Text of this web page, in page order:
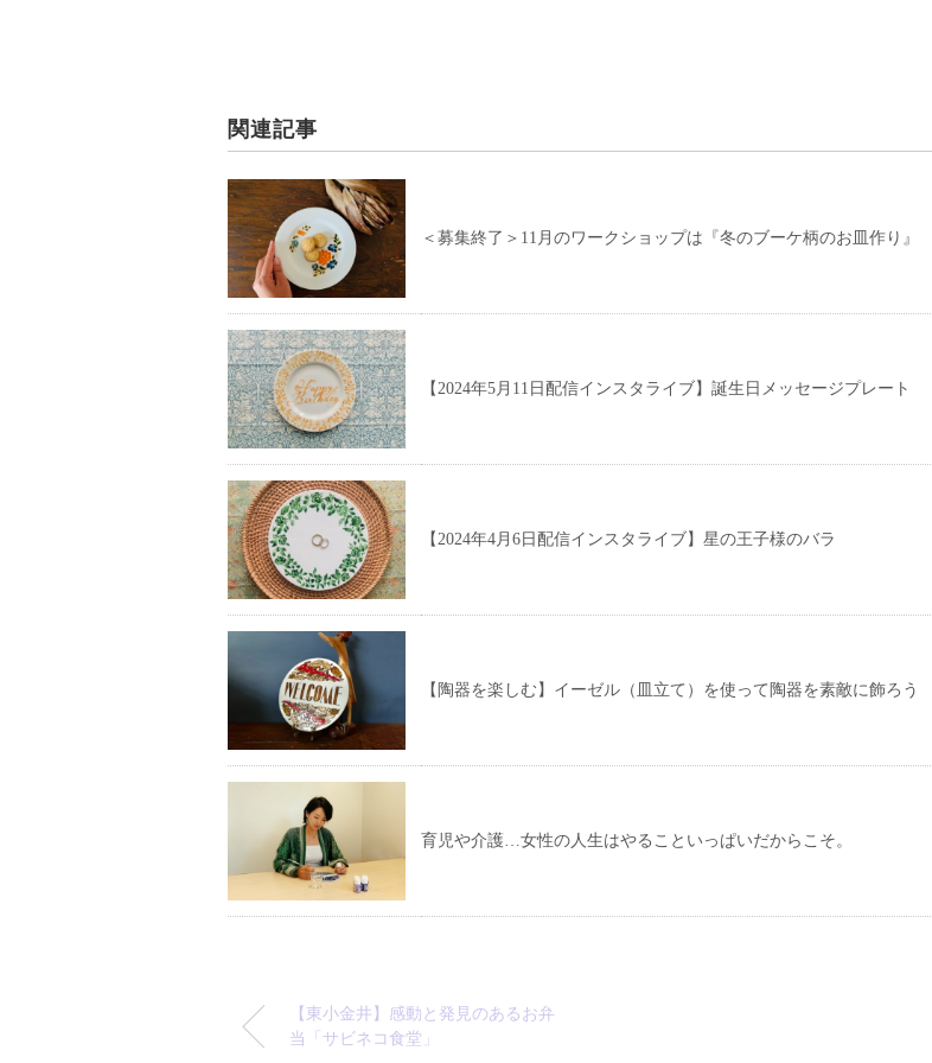
関連記事
＜募集終了＞11月のワークショップは『冬のブーケ柄のお皿作り』
【2024年5月11日配信インスタライブ】誕生日メッセージプレート
【2024年4月6日配信インスタライブ】星の王子様のバラ
【陶器を楽しむ】イーゼル（皿立て）を使って陶器を素敵に飾ろう
育児や介護…女性の人生はやることいっぱいだからこそ。
【東小金井】感動と発見のあるお弁
当「サビネコ食堂」